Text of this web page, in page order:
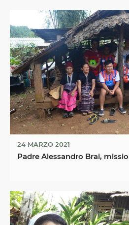
24 MARZO 2021
Padre Alessandro Brai,